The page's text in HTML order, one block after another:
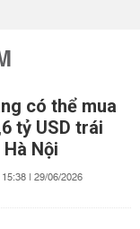
có thể mua
tỷ USD trái
Nội
15:38 | 29/06/2026